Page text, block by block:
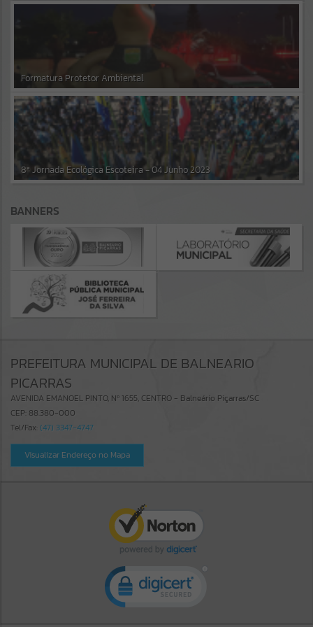
Formatura Protetor Ambiental
8ª Jornada Ecológica Escoteira - 04 Junho 2023
BANNERS
PREFEITURA MUNICIPAL DE BALNEARIO
PICARRAS
AVENIDA EMANOEL PINTO, Nº 1655, CENTRO - Balneário Piçarras/SC
CEP: 88.380-000
Tel/Fax: (47) 3347-4747
Visualizar Endereço no Mapa